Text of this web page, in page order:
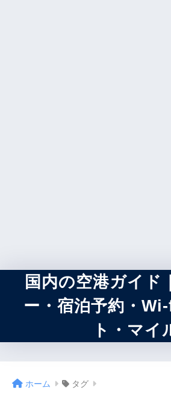
国内の空港ガイド
ー・宿泊予約・
ト・マイ
ホーム タグ